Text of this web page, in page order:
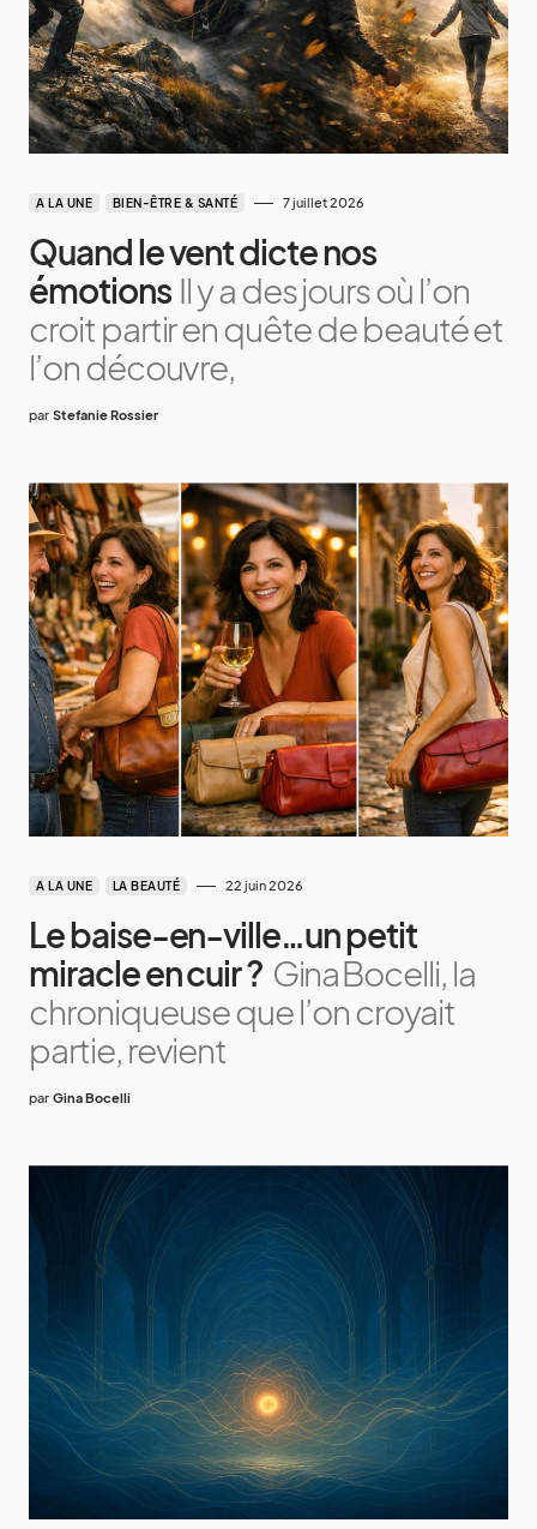
A LA UNE BIEN-ÊTRE & SANTÉ 7 juillet 2026
Quand le vent dicte nos
émotions Il y a des jours où l’on
croit partir en quête de beauté et
l’on découvre,
par Stefanie Rossier
A LA UNE LA BEAUTÉ 22 juin 2026
Le baise‑en‑ville…un petit
miracle en cuir ? Gina Bocelli, la
chroniqueuse que l’on croyait
partie, revient
par Gina Bocelli